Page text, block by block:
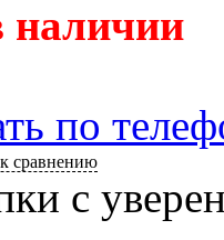
наличии
по
сравнению
с